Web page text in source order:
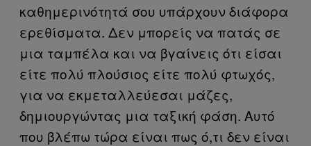
καθημερινότητά σου υπάρχουν διάφορα
ερεθίσματα. Δεν μπορείς να πατάς σε
μια ταμπέλα και να βγαίνεις ότι είσαι
είτε πολύ πλούσιος είτε πολύ φτωχός,
για να εκμεταλλεύεσαι μάζες,
δημιουργώντας μια ταξική φάση. Αυτό
που βλέπω τώρα είναι πως ό,τι δεν είναι